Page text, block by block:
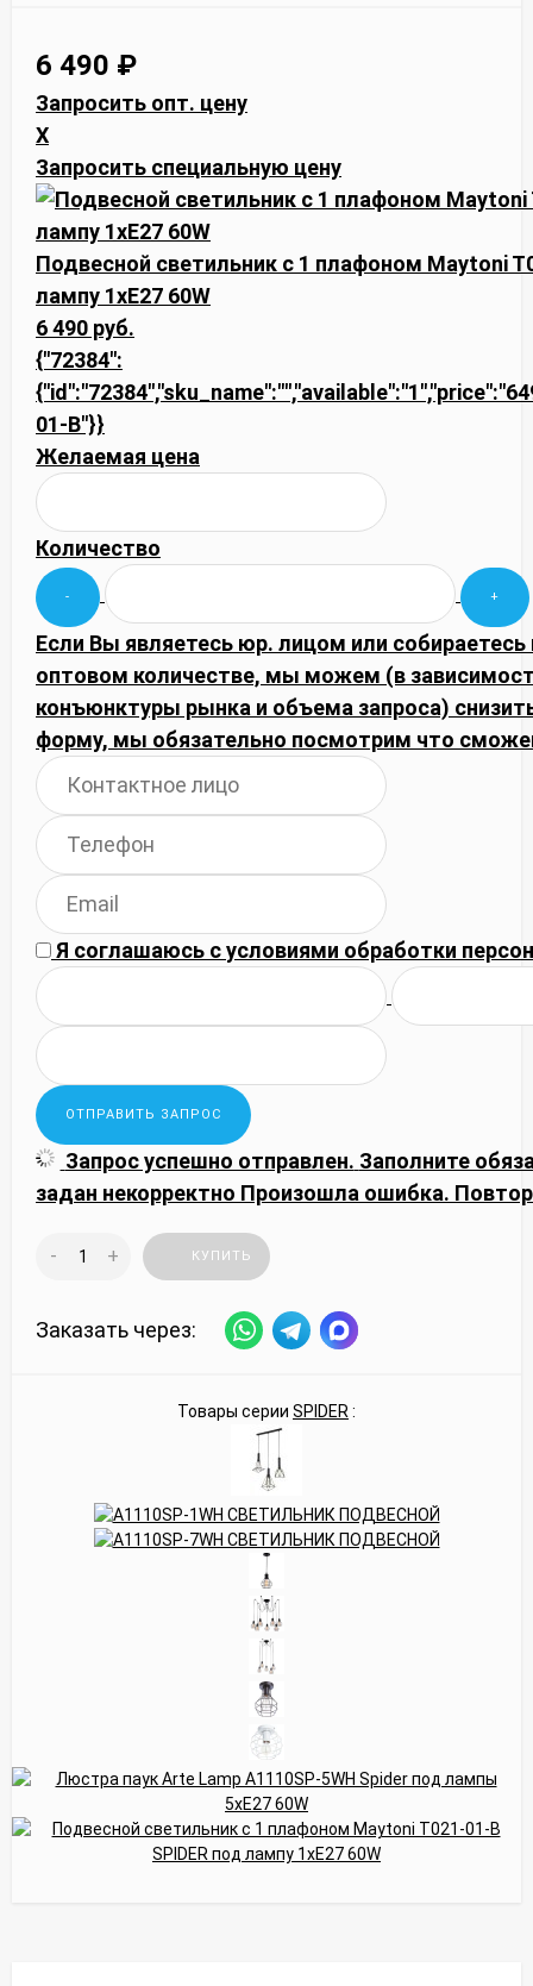
6 490 ₽
Запросить опт. цену
X
Запросить специальную цену
Подвесной светильник с 1 плафоном Maytoni
лампу 1xE27 60W
6 490 руб.
{"72384":
01-B"}}
Желаемая цена
Количество
Если Вы являетесь юр. лицом или собираетесь
оптовом количестве, мы можем (в
конъюнктуры рынка и объема запроса)
форму, мы обязательно посмотрим что
Я соглашаюсь сусловиями обработки
Запрос успешно отправлен. Заполните
задан некорректно Произошла ошибка.
- + КУПИТЬ
Заказать через:
Товары серии SPIDER :